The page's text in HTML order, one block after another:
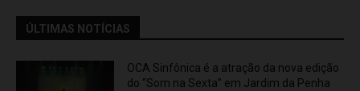
ÚLTIMAS NOTÍCIAS
OCA Sinfônica é a atração da nova edição
do “Som na Sexta” em Jardim da Penha